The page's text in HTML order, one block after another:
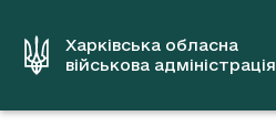
вмістуХарківська обласна
військова адміністрація